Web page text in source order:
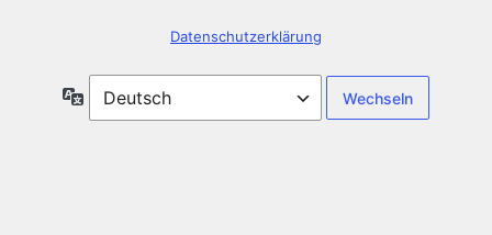
Datenschutzerklärung
Sprache